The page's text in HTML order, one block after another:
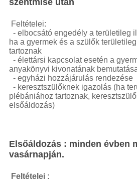
powered
laser
pointerlaser
pointer for
catslaser
pointer
penlaser
pointersgreen
laserviridian
laserlaser
laserblue
laser
pointerhigh
Feltételei:
- elbocsátó engedély a területileg
ha a gyermek és a szülők
tartoznak
- élettársi kapcsolat esetén a
anyakönyvi kivonatának
- egyházi hozzájárulás rendezése
- keresztszülőknek igazolás (ha
plébániához tartoznak,
elsőáldozás)
Elsőáldozás : minden évben
vasárnapján.
Feltételei :